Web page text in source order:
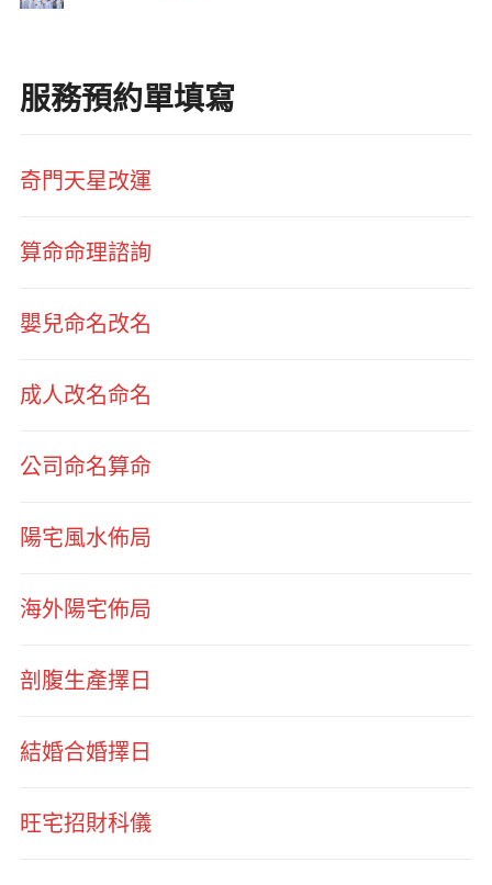
服務預約單填寫
奇門天星改運
算命命理諮詢
嬰兒命名改名
成人改名命名
公司命名算命
陽宅風水佈局
海外陽宅佈局
剖腹生產擇日
結婚合婚擇日
旺宅招財科儀